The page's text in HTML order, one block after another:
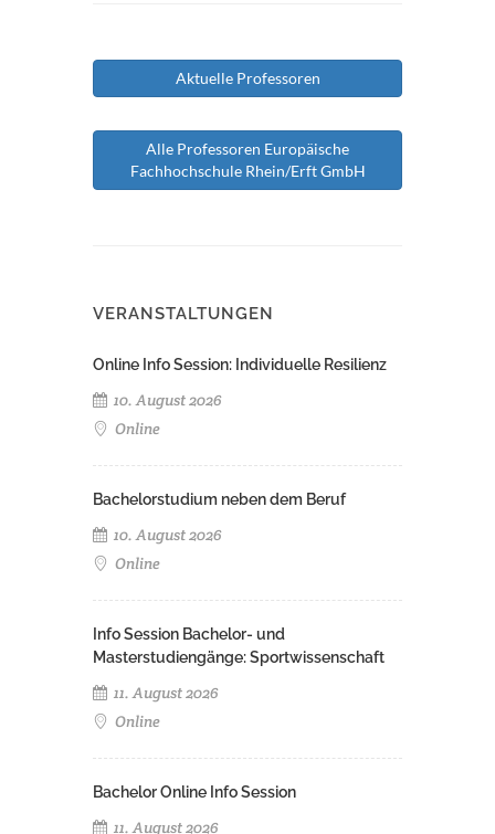
Aktuelle Professoren
Alle Professoren Europäische
Fachhochschule Rhein/Erft GmbH
VERANSTALTUNGEN
Online Info Session: Individuelle Resilienz
10. August 2026
Online
Bachelorstudium neben dem Beruf
10. August 2026
Online
Info Session Bachelor- und
Masterstudiengänge: Sportwissenschaft
11. August 2026
Online
Bachelor Online Info Session
11. August 2026